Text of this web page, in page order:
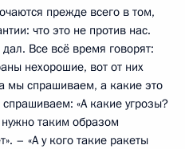
прежде всего в том,
что это не против нас.
Все всё время говорят:
нехорошие, вот от них
мы спрашиваем, а какие это
спрашиваем: «А какие угрозы?
таким образом
– «А у кого такие ракеты